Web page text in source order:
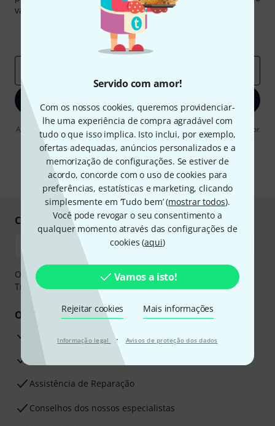
Servido com amor!
Com os nossos cookies, queremos providenciar-
lhe uma experiência de compra agradável com
tudo o que isso implica. Isto inclui, por exemplo,
ofertas adequadas, anúncios personalizados e a
memorização de configurações. Se estiver de
acordo, concorde com o uso de cookies para
preferências, estatísticas e marketing, clicando
simplesmente em ‘Tudo bem’ (mostrar todos).
Você pode revogar o seu consentimento a
qualquer momento através das configurações de
cookies (aqui)
Vamos a isto!
Rejeitar cookies Mais informações
Informação legal · Avisos de proteção dos dados
valor de
Contribuições inspiradoras
Insights da Thomann
Ao clicar em "Inscreva-se agora", concordo em receber publicidade por
e-mail. Posso cancelar a assinatura a qualquer momento. Você pode
encontrar mais informações sobre a newsletter na nossadiretriz de
proteção de dados.
* Requeridos
Compre e pague em segurança
O pagamento pode ser feito de forma segura através de
Transferência bancária, PayPal ou Cartão de crédito.
Os seus benefícios
Garantia Thomann de 3 anos
30 dias de garantia de dinheiro de volta
Assistência de Reparação
Conselhos dos nossos especialistas